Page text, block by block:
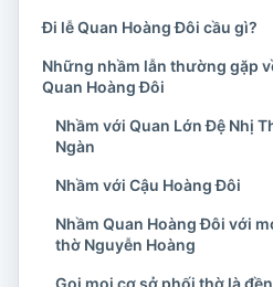
Đi lễ Quan Hoàng Đôi cầu gì?
Những nhầm lẫn thường gặp
Quan Hoàng Đôi
Nhầm với Quan Lớn Đệ Nhị
Ngàn
Nhầm với Cậu Hoàng Đôi
Nhầm Quan Hoàng Đôi với
thờ Nguyễn Hoàng
Gọi mọi cơ sở phối thờ là đền